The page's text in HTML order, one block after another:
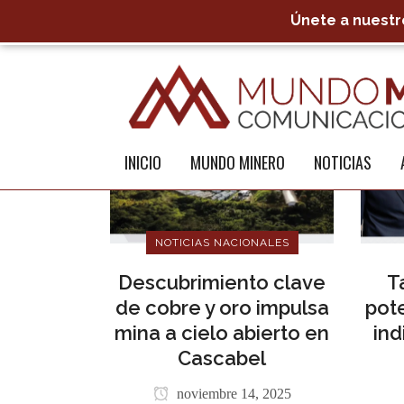
INICIO MUNDO MINERO NOTICIAS
NOTICIAS NACIONALES
Descubrimiento clave
de cobre y oro impulsa
mina a cielo abierto en
Cascabel
noviembre 14, 2025
Únete a